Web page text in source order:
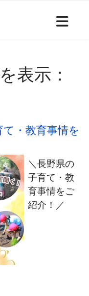
表示：
て・教育事情を
＼長野県の
子育て・教
育事情をご
紹介！／